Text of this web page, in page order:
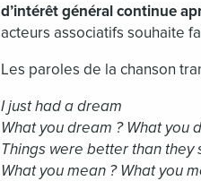
d’intérêt général continue
acteurs associatifs souhaite
Les paroles de la chanson
I just had a dream
What you dream ? What you
Things were better than they
What you mean ? What you